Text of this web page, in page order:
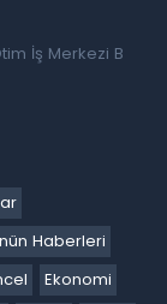
İş Merkezi B
Haberleri
Ekonomi